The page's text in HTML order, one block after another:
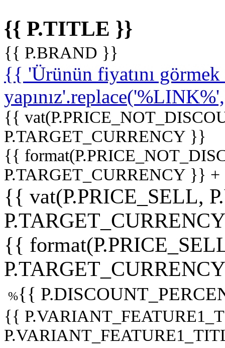
{{ P.TITLE }}
{{ P.BRAND }}
{{ 'Ürünün fiyatını
{{
P.TARGET_CURRENCY }}
{{
P.TARGET_CURRENCY }}
{{ vat(P.PRICE_SELL,
{{
%{{
{{